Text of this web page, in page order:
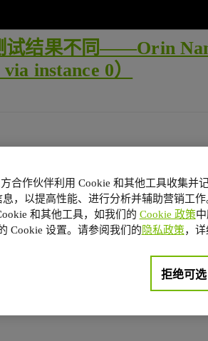
试结果不同——Orin
instance 0）
合作伙伴利用 Cookie 和其他工具收集并
，以提高性能、进行分析并辅助营销工
和其他工具，如我们的 Cookie 政策中
Cookie 设置。请参阅我们的隐私政策，详
拒绝可